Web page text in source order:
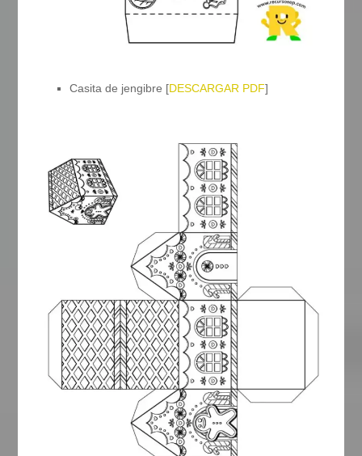
Casita de jengibre [DESCARGAR PDF]